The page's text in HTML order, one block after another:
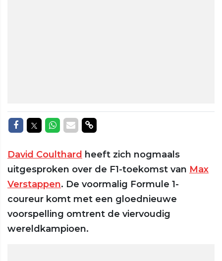
Delen op Facebook
Delen op Twitter
Delen op Whatsapp
Delen via Mail
Delen via link
David Coulthard heeft zich nogmaals
uitgesproken over de F1-toekomst van Max
Verstappen. De voormalig Formule 1-
coureur komt met een gloednieuwe
voorspelling omtrent de viervoudig
wereldkampioen.